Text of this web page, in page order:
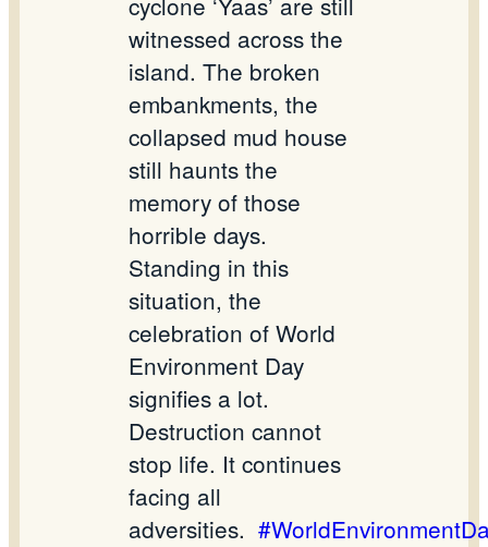
witnessed across the
island. The broken
embankments, the
collapsed mud house
still haunts the
memory of those
horrible days.
Standing in this
situation, the
celebration of World
Environment Day
signifies a lot.
Destruction cannot
stop life. It continues
facing all
adversities.